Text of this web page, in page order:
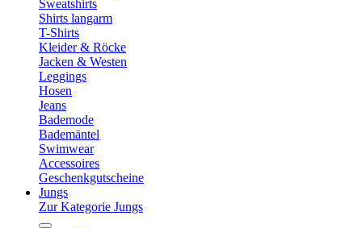
Sweatshirts
Shirts langarm
T-Shirts
Kleider & Röcke
Jacken & Westen
Leggings
Hosen
Jeans
Bademode
Bademäntel
Swimwear
Accessoires
Geschenkgutscheine
Jungs
Zur Kategorie Jungs